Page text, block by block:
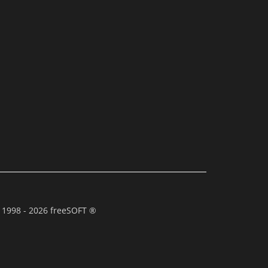
- 2026 freeSOFT ®